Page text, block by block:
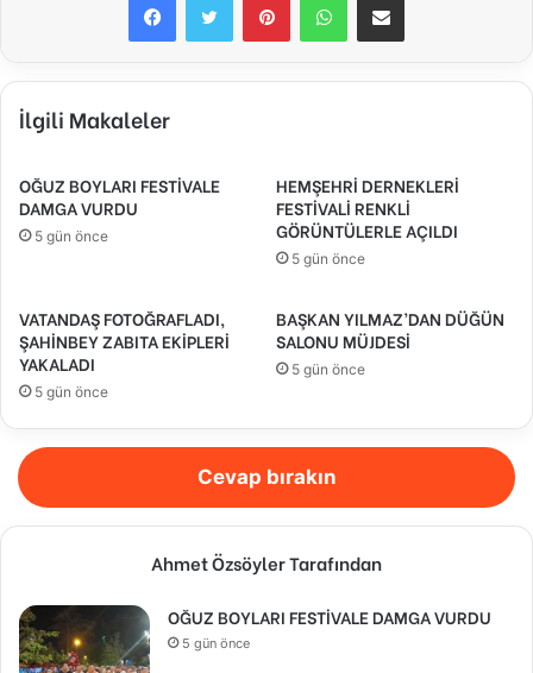
İlgili Makaleler
OĞUZ BOYLARI FESTİVALE
DAMGA VURDU
5 gün önce
HEMŞEHRİ DERNEKLERİ
FESTİVALİ RENKLİ
GÖRÜNTÜLERLE AÇILDI
5 gün önce
VATANDAŞ FOTOĞRAFLADI,
ŞAHİNBEY ZABITA EKİPLERİ
YAKALADI
5 gün önce
BAŞKAN YILMAZ’DAN DÜĞÜN
SALONU MÜJDESİ
5 gün önce
Cevap bırakın
Ahmet Özsöyler Tarafından
OĞUZ BOYLARI FESTİVALE DAMGA VURDU
5 gün önce